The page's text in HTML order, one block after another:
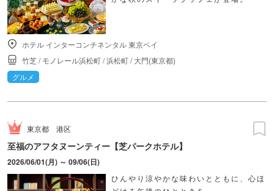
ホテル インターコンチネンタル 東京ベイ
竹芝/モノレール浜松町/浜松町/大門(東京都)
グルメ
東京都 港区
至福のアフタヌーンティー【芝パークホテル】
2026/06/01(月) ～ 09/06(日)
ひんやり涼やかな味わいとともに、心ほ